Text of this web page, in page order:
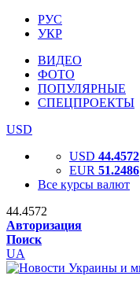
РУС
УКР
ВИДЕО
ФОТО
ПОПУЛЯРНЫЕ
СПЕЦПРОЕКТЫ
USD
USD 44.4572
EUR 51.2486
Все курсы валют
44.4572
Авторизация
Поиск
UA